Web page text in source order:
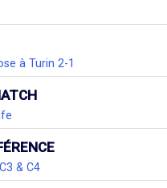
à Turin 2-1
& C4